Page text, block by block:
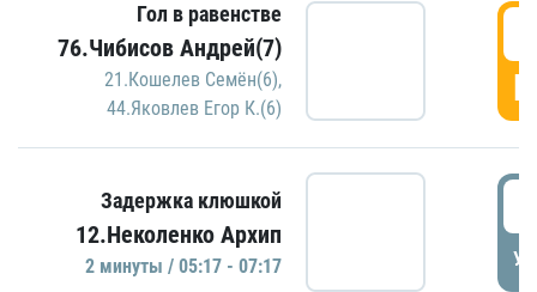
Гол в равенстве
76.Чибисов Андрей(7)
21.Кошелев Семён(6),
44.Яковлев Егор К.(6)
Задержка клюшкой
12.Неколенко Архип
2 минуты / 05:17 - 07:17